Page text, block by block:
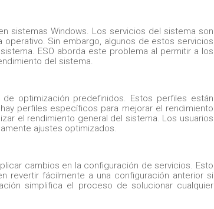
sistemas Windows. Los servicios del sistema son
Sin embargo, algunos de estos servicios
ESO aborda este problema al permitir a los
del sistema.
optimización predefinidos. Estos perfiles están
perfiles específicos para mejorar el rendimiento
el rendimiento general del sistema. Los usuarios
ajustes optimizados.
cambios en la configuración de servicios. Esto
revertir fácilmente a una configuración anterior si
simplifica el proceso de solucionar cualquier